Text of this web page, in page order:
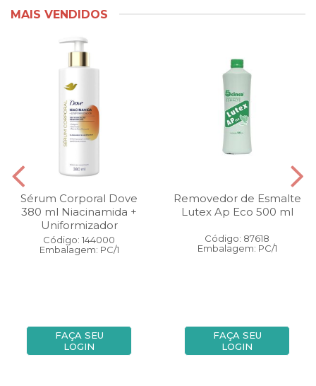
MAIS VENDIDOS
Sérum Corporal Dove
380 ml Niacinamida +
Uniformizador
Código: 144000
Embalagem: PC/1
FAÇA SEU
LOGIN
Removedor de Esmalte
Lutex Ap Eco 500 ml
Código: 87618
Embalagem: PC/1
FAÇA SEU
LOGIN